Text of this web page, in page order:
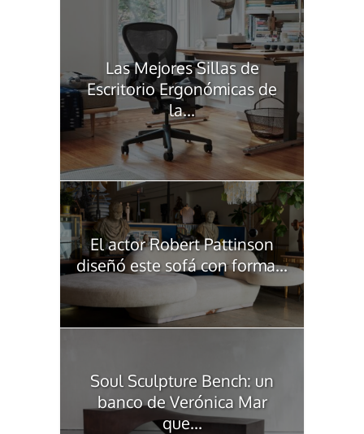
Las Mejores Sillas de
Escritorio Ergonómicas de
la...
El actor Robert Pattinson
diseñó este sofá con forma...
Soul Sculpture Bench: un
banco de Verónica Mar
que...